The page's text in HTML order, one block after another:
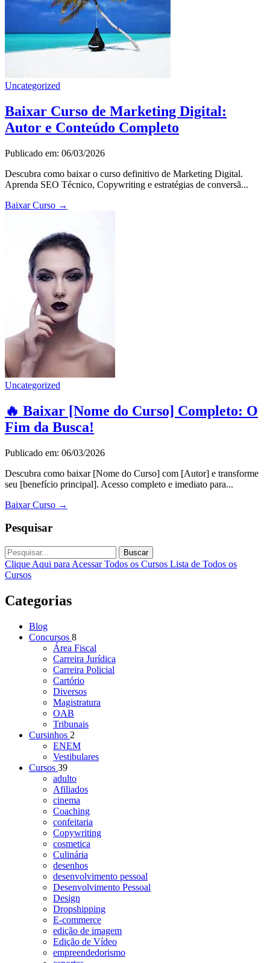
Uncategorized
Baixar Curso de Marketing Digital:
Autor e Conteúdo Completo
Publicado em: 06/03/2026
Descubra como baixar o curso definitivo de Marketing Digital.
Aprenda SEO Técnico, Copywriting e estratégias de conversã...
Baixar Curso →
Uncategorized
🔥 Baixar [Nome do Curso] Completo: O
Fim da Busca!
Publicado em: 06/03/2026
Descubra como baixar [Nome do Curso] com [Autor] e transforme
seu [benefício principal]. Acesso completo e imediato para...
Baixar Curso →
Pesquisar
Buscar
Clique Aqui para Acessar Todos os Cursos Lista de Todos os
Cursos
Categorias
Blog
Concursos 8
Área Fiscal
Carreira Jurídica
Carreira Policial
Cartório
Diversos
Magistratura
OAB
Tribunais
Cursinhos 2
ENEM
Vestibulares
Cursos 39
adulto
Afiliados
cinema
Coaching
confeitaria
Copywriting
cosmetica
Culinária
desenhos
desenvolvimento pessoal
Desenvolvimento Pessoal
Design
Dropshipping
E-commerce
edição de imagem
Edição de Vídeo
empreendedorismo